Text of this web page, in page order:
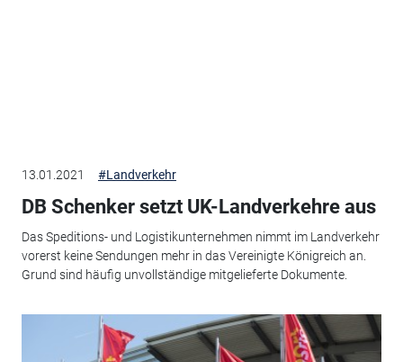
13.01.2021 #Landverkehr
DB Schenker setzt UK-Landverkehre aus
Das Speditions- und Logistikunternehmen nimmt im Landverkehr
vorerst keine Sendungen mehr in das Vereinigte Königreich an.
Grund sind häufig unvollständige mitgelieferte Dokumente.